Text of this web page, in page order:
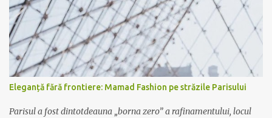
vaporoase și elegante, perfecte pentru evenimente formale, la
rochiile scurte și lejere, ideale pentru plimbările în oraș sau ieșirile
cu prietenii, colecția noastră acoperă toate gusturile și preferințele.
Calitate și rafinament Fiecare rochie Mamad Fashion este creată
cu atenție la detalii, folosind materiale de calitate superioară ce
oferă confort și durabilitate. Designul sofisticat și croiala
impecabilă fac din fiecare piesă un element distinctiv al garderobei
tale. Exprimă-ți personalitatea Lasă-te inspirată de culori
Eleganță fără frontiere: Mamad Fashion pe străzile Parisului
Parisul a fost dintotdeauna „borna zero” a rafinamentului, locul